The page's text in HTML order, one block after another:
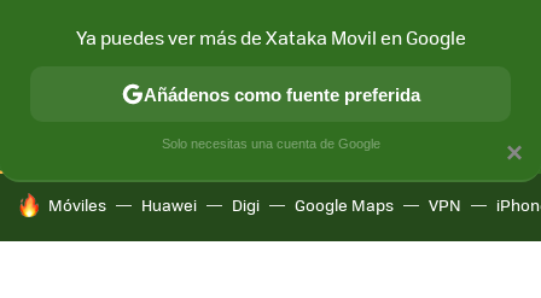
CONECTIVIDAD MÓVIL Y SOCIEDAD APLICACIONES
HOY SE HABLA DE
Móviles Huawei Digi Google Maps VPN
×
Ya puedes ver más de Xataka Movil en Google
Añádenos como fuente preferida
Solo necesitas una cuenta de Google